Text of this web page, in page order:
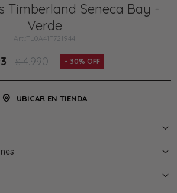
Timberland Seneca Bay -
Verde
TL0A41F721944
$ 4.990 30
UBICAR EN TIENDA